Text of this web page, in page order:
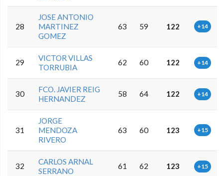
28
JOSE ANTONIO
MARTINEZ
GOMEZ
63 59 122 +14
29
VICTOR VILLAS
TORRUBIA
62 60 122 +14
30
FCO. JAVIER REIG
HERNANDEZ
58 64 122 +14
31
JORGE
MENDOZA
RIVERO
63 60 123 +15
32
CARLOS ARNAL
SERRANO
61 62 123 +15